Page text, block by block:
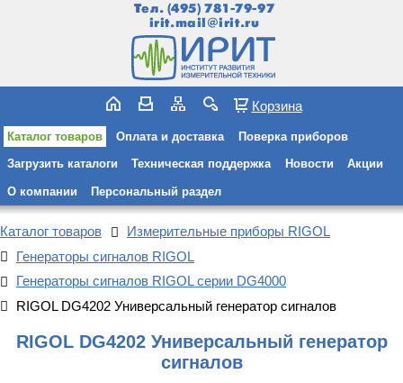
Тел. (495) 781-79-97
irit.mail@irit.ru
Корзина
Каталог товаров Оплата и доставка Поверка приборов
Загрузить каталоги Техническая поддержка Новости Акции
О компании Персональный раздел
Каталог товаров
Измерительные приборы RIGOL
Генераторы сигналов RIGOL
Генераторы сигналов RIGOL серии DG4000
RIGOL DG4202 Универсальный генератор сигналов
RIGOL DG4202 Универсальный генератор
сигналов